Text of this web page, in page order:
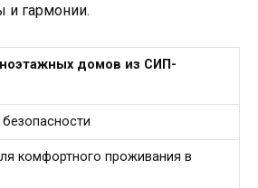
и гармонии.
домов из СИП-
комфортного проживания в